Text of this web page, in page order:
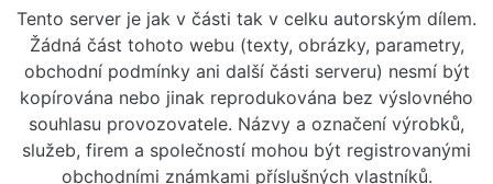
Tento server je jak v části tak v celku autorským dílem.
Žádná část tohoto webu (texty, obrázky, parametry,
obchodní podmínky ani další části serveru) nesmí být
kopírována nebo jinak reprodukována bez výslovného
souhlasu provozovatele. Názvy a označení výrobků,
služeb, firem a společností mohou být registrovanými
obchodními známkami příslušných vlastníků.